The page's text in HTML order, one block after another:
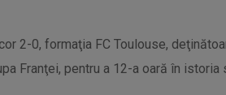
2-0, formaţia FC Toulouse,
Franţei, pentru a 12-a oară în istoria